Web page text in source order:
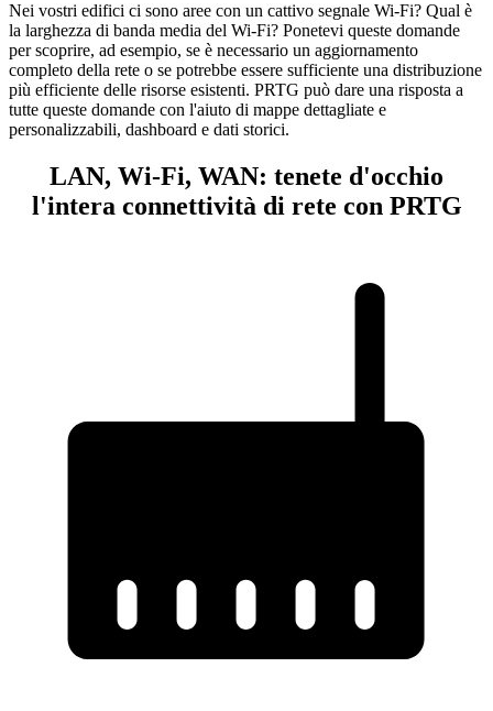
Nei vostri edifici ci sono aree con un cattivo segnale Wi-Fi? Qual è
la larghezza di banda media del Wi-Fi? Ponetevi queste domande
per scoprire, ad esempio, se è necessario un aggiornamento
completo della rete o se potrebbe essere sufficiente una distribuzione
più efficiente delle risorse esistenti. PRTG può dare una risposta a
tutte queste domande con l'aiuto di mappe dettagliate e
personalizzabili, dashboard e dati storici.
LAN, Wi-Fi, WAN: tenete d'occhio
l'intera connettività di rete con PRTG